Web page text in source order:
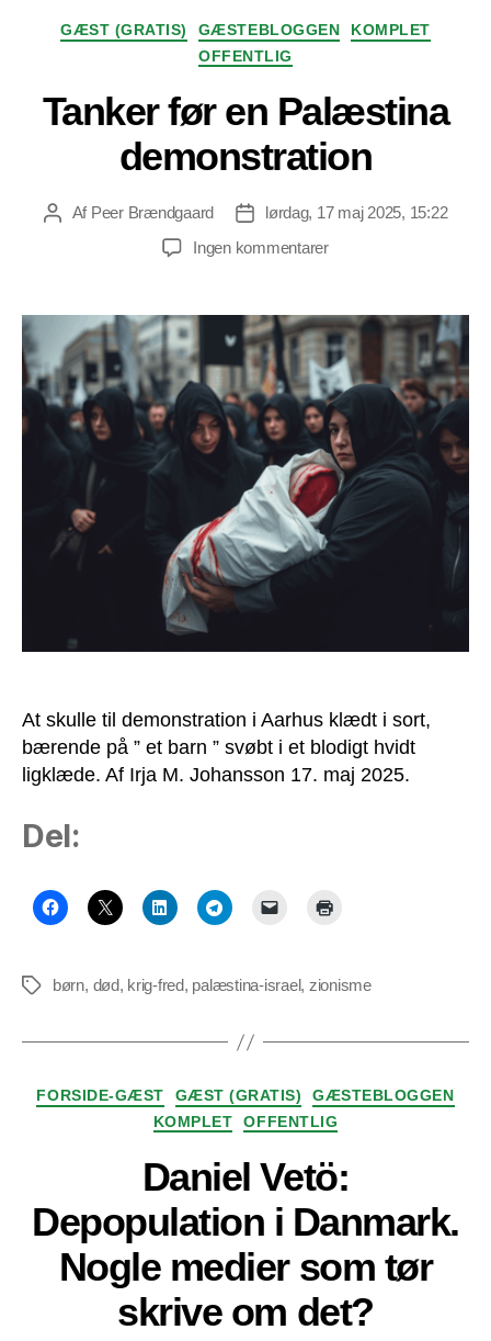
Kategorier
GÆST (GRATIS) GÆSTEBLOGGEN
KOMPLET
OFFENTLIG
Tanker før en Palæstina
demonstration
Indlægsforfatter
Af Peer Brændgaard Indlægsdato
lørdag, 17 maj 2025, 15:22
Ingen kommentarertil
en
Palæstina
demonstration
At skulle til demonstration i Aarhus klædt i sort,
bærende på ” et barn ” svøbt i et blodigt hvidt
ligklæde. Af Irja M. Johansson 17. maj 2025.
Del:
Tags børn, død, krig-fred, palæstina-israel, zionisme
Kategorier
FORSIDE-GÆST GÆST (GRATIS)
GÆSTEBLOGGEN
KOMPLET
OFFENTLIG
Daniel Vetö:
Depopulation i Danmark.
Nogle medier som tør
skrive om det?